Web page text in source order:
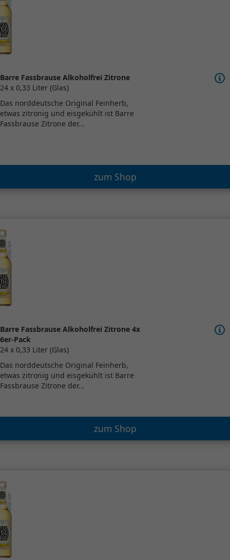
Barre Fassbrause Alkoholfrei Zitrone
24 x 0,33 Liter (Glas)
Das norddeutsche Original Feinherb,
etwas zitronig und eisgekühlt ist Barre
Fassbrause Zitrone der...
zum Shop
Barre Fassbrause Alkoholfrei Zitrone 4x
6er-Pack
24 x 0,33 Liter (Glas)
Das norddeutsche Original Feinherb,
etwas zitronig und eisgekühlt ist Barre
Fassbrause Zitrone der...
zum Shop